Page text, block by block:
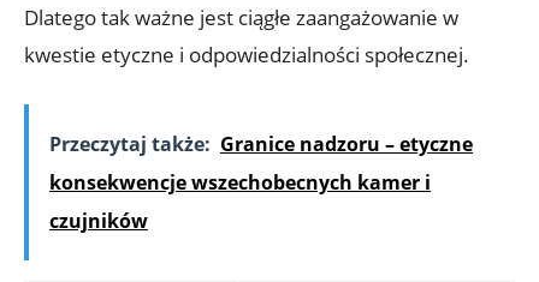
Dlatego tak ważne jest ciągłe zaangażowanie w
kwestie etyczne i odpowiedzialności społecznej.
Przeczytaj także: Granice nadzoru – etyczne
konsekwencje wszechobecnych kamer i
czujników